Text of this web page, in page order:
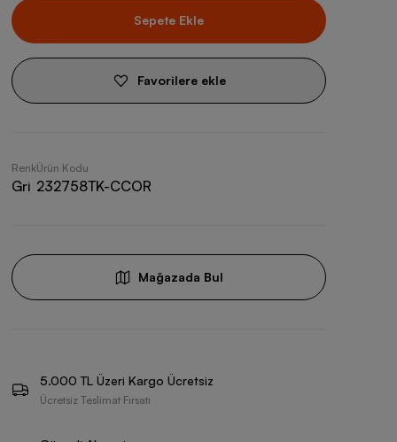
Sepete Ekle
Favorilere ekle
Renk
Gri
Ürün Kodu
232758TK-CCOR
Mağazada Bul
5.000 TL Üzeri Kargo Ücretsiz
Ücretsiz Teslimat Fırsatı